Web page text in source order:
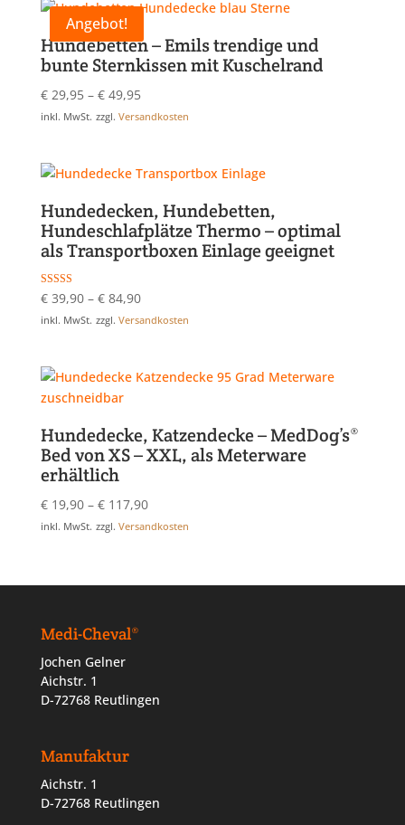
Angebot!
Hundebetten – Emils trendige und
bunte Sternkissen mit Kuschelrand
€29,95– €49,95
inkl. MwSt. zzgl. Versandkosten
Hundedecken, Hundebetten,
Hundeschlafplätze Thermo – optimal
als Transportboxen Einlage geeignet
Bewertet mit
5.00
von 5
€39,90– €84,90
inkl. MwSt. zzgl. Versandkosten
Hundedecke, Katzendecke – MedDog’s®
Bed von XS – XXL, als Meterware
erhältlich
€19,90– €117,90
inkl. MwSt. zzgl. Versandkosten
Medi-Cheval®
Jochen Gelner
Aichstr. 1
D-72768 Reutlingen
Manufaktur
Aichstr. 1
D-72768 Reutlingen